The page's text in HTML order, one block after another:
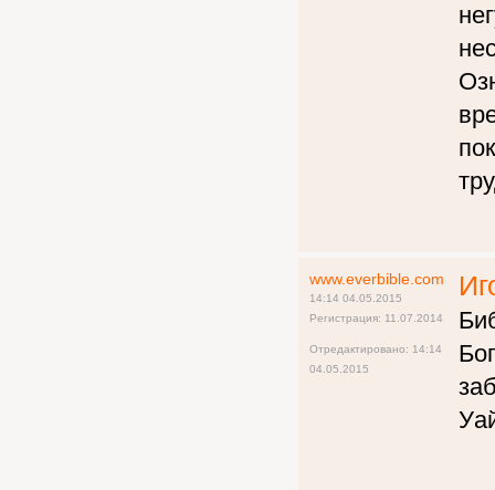
www.everbible.com
14:14 04.05.2015
Регистрация: 11.07.2014
Отредактировано: 14:14
04.05.2015